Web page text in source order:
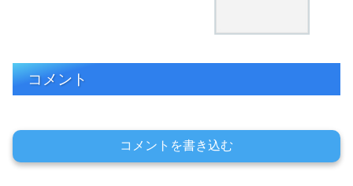
コメント
コメントを書き込む